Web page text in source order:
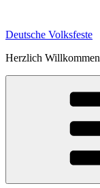
springen
Deutsche Volksfeste
Herzlich